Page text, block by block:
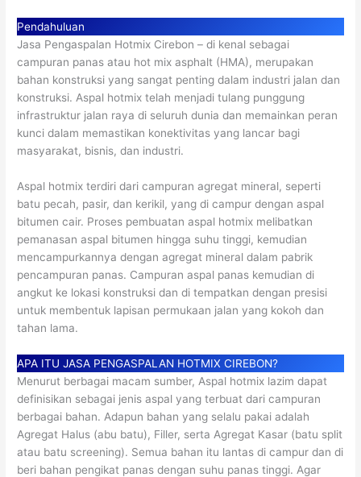
Pendahuluan
Jasa Pengaspalan Hotmix Cirebon – di kenal sebagai
campuran panas atau hot mix asphalt (HMA), merupakan
bahan konstruksi yang sangat penting dalam industri jalan dan
konstruksi. Aspal hotmix telah menjadi tulang punggung
infrastruktur jalan raya di seluruh dunia dan memainkan peran
kunci dalam memastikan konektivitas yang lancar bagi
masyarakat, bisnis, dan industri.
Aspal hotmix terdiri dari campuran agregat mineral, seperti
batu pecah, pasir, dan kerikil, yang di campur dengan aspal
bitumen cair. Proses pembuatan aspal hotmix melibatkan
pemanasan aspal bitumen hingga suhu tinggi, kemudian
mencampurkannya dengan agregat mineral dalam pabrik
pencampuran panas. Campuran aspal panas kemudian di
angkut ke lokasi konstruksi dan di tempatkan dengan presisi
untuk membentuk lapisan permukaan jalan yang kokoh dan
tahan lama.
APA ITU JASA PENGASPALAN HOTMIX CIREBON?
Menurut berbagai macam sumber, Aspal hotmix lazim dapat
definisikan sebagai jenis aspal yang terbuat dari campuran
berbagai bahan. Adapun bahan yang selalu pakai adalah
Agregat Halus (abu batu), Filler, serta Agregat Kasar (batu split
atau batu screening). Semua bahan itu lantas di campur dan di
beri bahan pengikat panas dengan suhu panas tinggi. Agar